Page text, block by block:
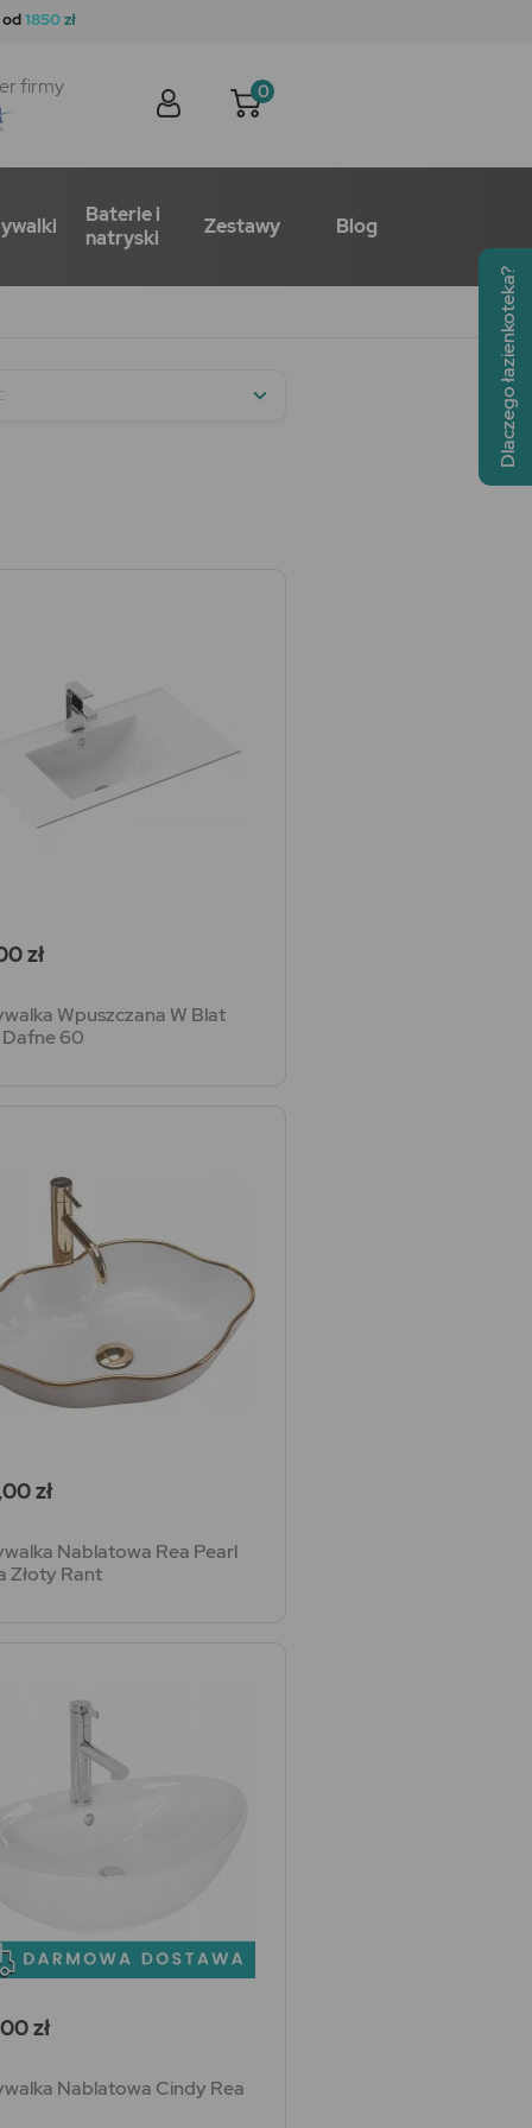
od1850zł
firmy 0
Baterie i
natryski
Zestawy Blog
Dlaczego łazienkoteka?

zł
Wpuszczana W Blat
Dafne 60
zł
Nablatowa Rea Pearl
Złoty Rant
zł
Nablatowa Cindy Rea